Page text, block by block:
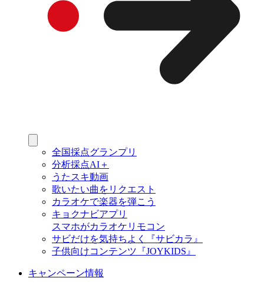
全国採点グランプリ
分析採点AI＋
うたスキ動画
歌いたい曲をリクエスト
カラオケで楽器を弾こう
キョクナビアプリ
スマホがカラオケリモコン
サビだけを気持ちよく『サビカラ』
子供向けコンテンツ『JOYKIDS』
キャンペーン情報